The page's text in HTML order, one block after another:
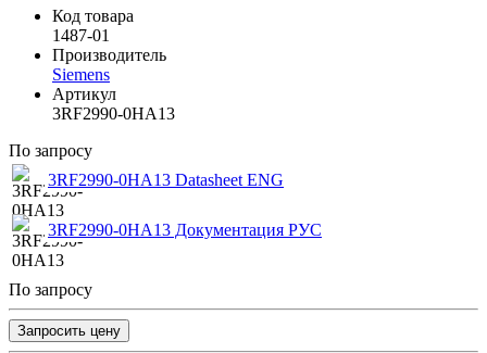
Код товара
1487-01
Производитель
Siemens
Артикул
3RF2990-0HA13
По запросу
3RF2990-0HA13 Datasheet ENG
3RF2990-0HA13 Документация РУС
По запросу
Запросить цену